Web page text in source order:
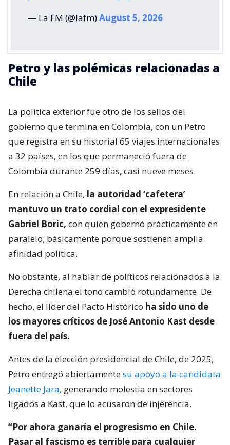
— La FM (@lafm)August 5, 2026
Petro y las polémicas relacionadas a
Chile
La política exterior fue otro de los sellos del
gobierno que termina en Colombia, con un Petro
que registra en su historial 65 viajes internacionales
a 32 países, en los que permaneció fuera de
Colombia durante 259 días, casi nueve meses.
En relación a Chile, la autoridad ‘cafetera’
mantuvo un trato cordial con el expresidente
Gabriel Boric, con quien gobernó prácticamente en
paralelo; básicamente porque sostienen amplia
afinidad política.
No obstante, al hablar de políticos relacionados a la
Derecha chilena el tono cambió rotundamente. De
hecho, el líder del Pacto Histórico ha sido uno de
los mayores críticos de José Antonio Kast desde
fuera del país.
Antes de la elección presidencial de Chile, de 2025,
Petro entregó abiertamentesu apoyo a la candidata
Jeanette Jara, generando molestia en sectores
ligados a Kast, que lo acusaron de injerencia.
“Por ahora ganaría el progresismo en Chile.
Pasar al fascismo es terrible para cualquier